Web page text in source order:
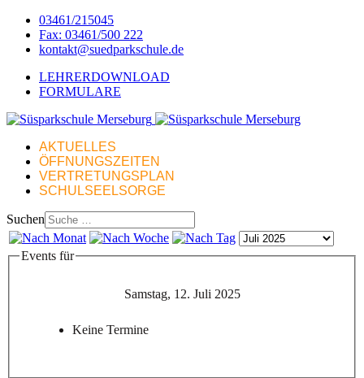
03461/215045
Fax: 03461/500 222
kontakt@suedparkschule.de
LEHRERDOWNLOAD
FORMULARE
AKTUELLES
ÖFFNUNGSZEITEN
VERTRETUNGSPLAN
SCHULSEELSORGE
Suchen
Events für
Samstag, 12. Juli 2025
Keine Termine